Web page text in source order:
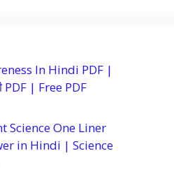
In Hindi PDF |
PDF | Free PDF
Science One Liner
in Hindi | Science